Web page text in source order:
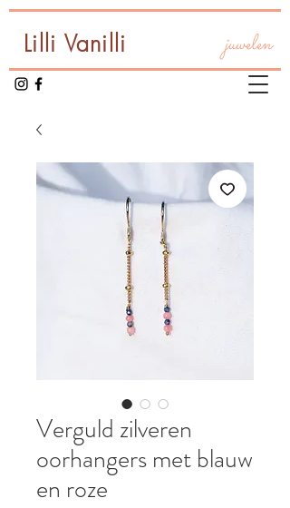
Lilli Vanilli juwelen
Verguld zilveren
oorhangers met blauw
en roze